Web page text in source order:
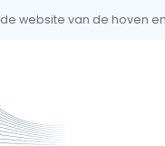
gaan
website van de hoven